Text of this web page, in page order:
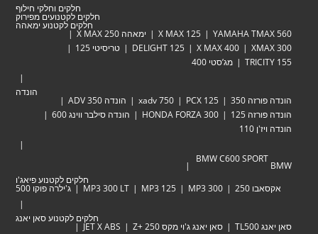
חלקים וחלקי חילוף
חלקים לקטנועים מפירוק
חלקים לקטנוע ימאהה
YAMAHA TMAX 560
X MAX 125
ימאהה X MAX 250
XMAX 300
X MAX 400
DELIGHT 125
טריסיטי 125
TRICITY 155
מג’סטי 400
הונדה
הונדה פורזה 350 PCX 125
xadv 750
הונדה ADV 350
הונדה פורזה 125
HONDA FORZA 300
הונדה סילבר ווינג 600
הונדה ויז'ן 110
BMW
BMW C600 SPORT
חלקים לקטנוע פיאג'ו
אקסאבו 250 MP3 300
MP3 125
MP3 300 LT ג'ילרה פוקו 500
חלקים לקטנוע סאן יאנג
סאן יאנג TL500 סאן יאנג ג'וי מקס Zּ+ 250
JET X ABS